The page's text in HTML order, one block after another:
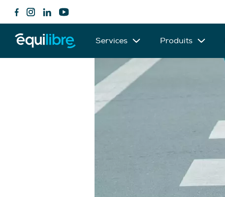
Services Produits